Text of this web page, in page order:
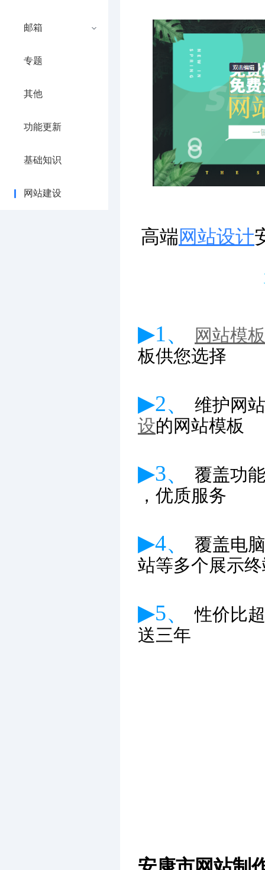
邮箱
专题
其他
功能更新
基础知识
网站建设
高端网站设计
▶1、
网站模板
板供您选择
▶2、
维护网
设的网站模板
▶3、
覆盖功
，优质服务
▶4、
覆盖电
站等多个展示
▶5、性价比
送三年